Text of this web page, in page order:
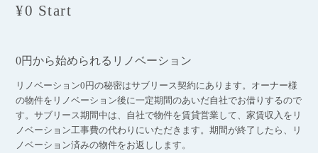
¥0 Start
0円から始められるリノベーション
リノベーション0円の秘密はサブリース契約にあります。オーナー様
の物件をリノベーション後に一定期間のあいだ自社でお借りするので
す。サブリース期間中は、自社で物件を賃貸営業して、家賃収入をリ
ノベーション工事費の代わりにいただきます。期間が終了したら、リ
ノベーション済みの物件をお返しします。